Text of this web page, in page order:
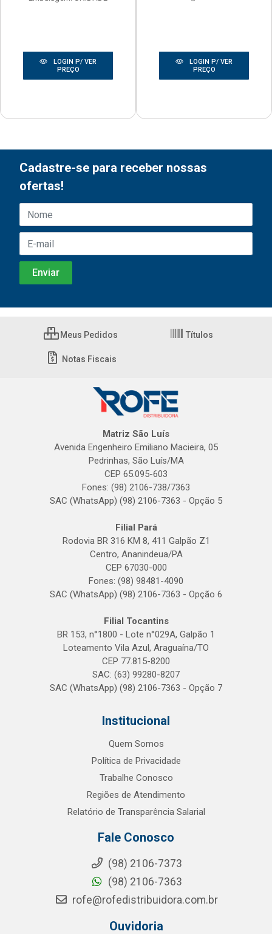
LOGIN P/ VER
PREÇO
LOGIN P/ VER
PREÇO
Cadastre-se para receber nossas
ofertas!
Meus Pedidos Títulos
Notas Fiscais
Matriz São Luís
Avenida Engenheiro Emiliano Macieira, 05
Pedrinhas, São Luís/MA
CEP 65.095-603
Fones: (98) 2106-738/7363
SAC (WhatsApp) (98) 2106-7363 - Opção 5
Filial Pará
Rodovia BR 316 KM 8, 411 Galpão Z1
Centro, Ananindeua/PA
CEP 67030-000
Fones: (98) 98481-4090
SAC (WhatsApp) (98) 2106-7363 - Opção 6
Filial Tocantins
BR 153, n°1800 - Lote n°029A, Galpão 1
Loteamento Vila Azul, Araguaína/TO
CEP 77.815-8200
SAC: (63) 99280-8207
SAC (WhatsApp) (98) 2106-7363 - Opção 7
Institucional
Quem Somos
Política de Privacidade
Trabalhe Conosco
Regiões de Atendimento
Relatório de Transparência Salarial
Fale Conosco
(98) 2106-7373
(98) 2106-7363
rofe@rofedistribuidora.com.br
Ouvidoria